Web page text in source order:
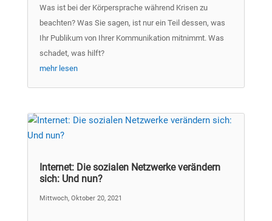
Was ist bei der Körpersprache während Krisen zu
beachten? Was Sie sagen, ist nur ein Teil dessen, was
Ihr Publikum von Ihrer Kommunikation mitnimmt. Was
schadet, was hilft?
mehr lesen
Internet: Die sozialen Netzwerke verändern
sich: Und nun?
Mittwoch, Oktober 20, 2021